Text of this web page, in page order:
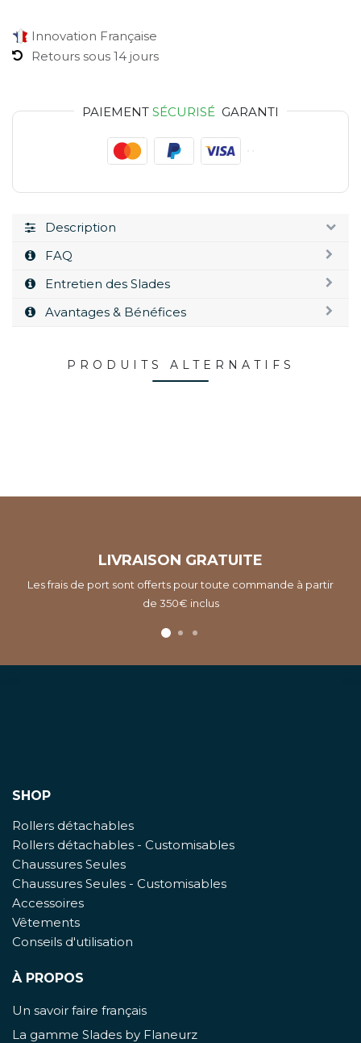
Innovation Française
Retours sous 14 jours
PAIEMENT SÉCURISÉ GARANTI
Description
FAQ
Entretien des Slades
Avantages & Bénéfices
PRODUITS ALTERNATIFS
LIVRAISON GRATUITE
Les frais de port sont offerts pour toute commande à partir
de 350€ inclus
SHOP
Rollers détachables
Rollers détachables - Customisables
Chaussures Seules
Chaussures Seules - Customisables
Accessoires
Vêtements
Conseils d'utilisation
À PROPOS
Un savoir faire français
La gamme Slades by Flaneurz